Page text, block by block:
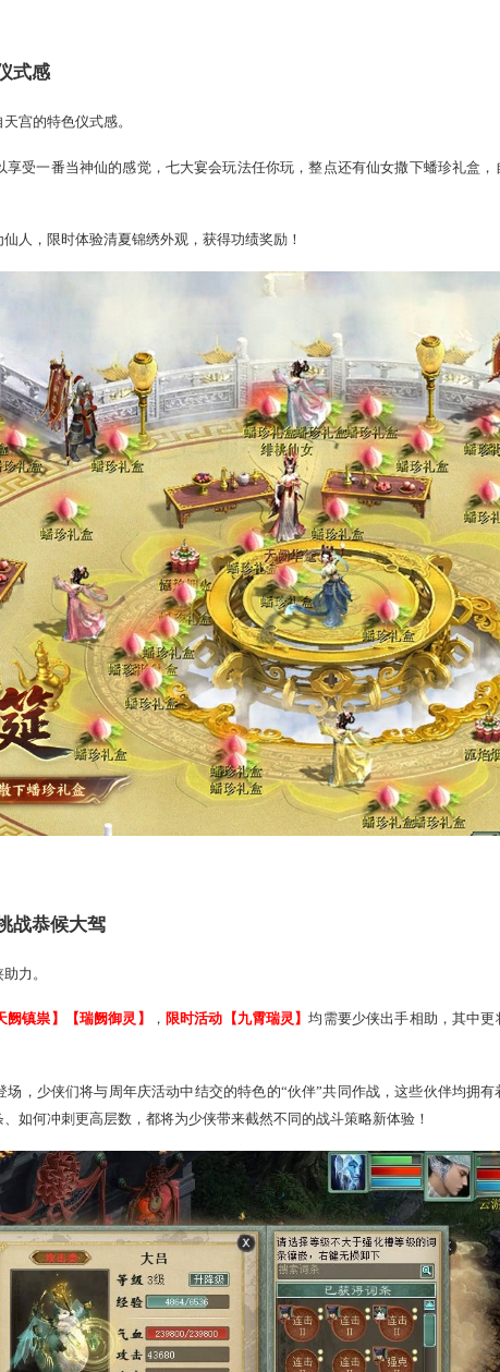
受神仙仪式感
少不了来自天宫的特色仪式感。
中，少侠可以享受一番当神仙的感觉，七大宴会玩法任你玩，整
】中化身为仙人，限时体验清夏锦绣外观，获得功绩奖励！